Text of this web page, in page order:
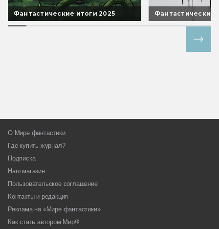
Фантастические итоги 2025 Фантастические
О Мире фантастики
Где купить журнал?
Подписка
Наш магазин
Пользовательское соглашение
Контакты и редакция
Реклама на «Мире фантастики»
Как стать автором МирФ